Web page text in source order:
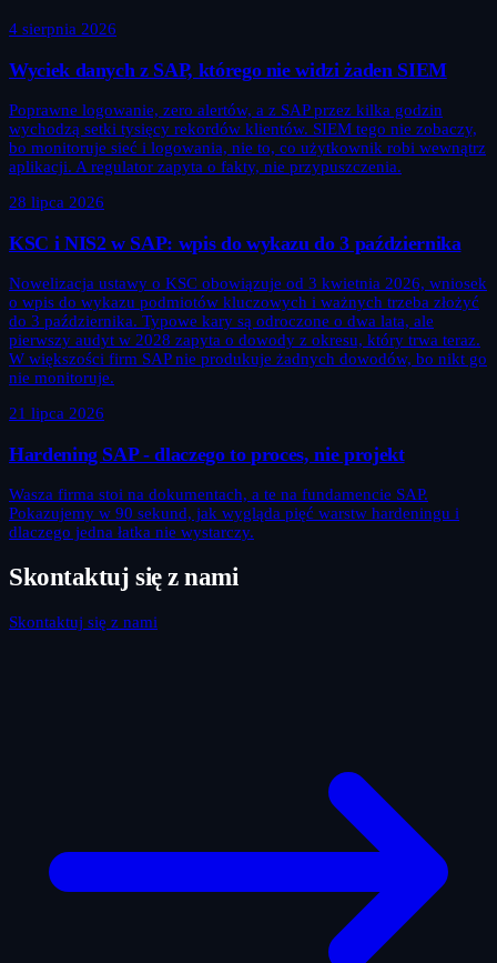
4 sierpnia 2026
Wyciek danych z SAP, którego nie widzi żaden SIEM
Poprawne logowanie, zero alertów, a z SAP przez kilka godzin
wychodzą setki tysięcy rekordów klientów. SIEM tego nie zobaczy,
bo monitoruje sieć i logowania, nie to, co użytkownik robi wewnątrz
aplikacji. A regulator zapyta o fakty, nie przypuszczenia.
28 lipca 2026
KSC i NIS2 w SAP: wpis do wykazu do 3 października
Nowelizacja ustawy o KSC obowiązuje od 3 kwietnia 2026, wniosek
o wpis do wykazu podmiotów kluczowych i ważnych trzeba złożyć
do 3 października. Typowe kary są odroczone o dwa lata, ale
pierwszy audyt w 2028 zapyta o dowody z okresu, który trwa teraz.
W większości firm SAP nie produkuje żadnych dowodów, bo nikt go
nie monitoruje.
21 lipca 2026
Hardening SAP - dlaczego to proces, nie projekt
Wasza firma stoi na dokumentach, a te na fundamencie SAP.
Pokazujemy w 90 sekund, jak wygląda pięć warstw hardeningu i
dlaczego jedna łatka nie wystarczy.
Skontaktuj się z nami
Skontaktuj się z nami